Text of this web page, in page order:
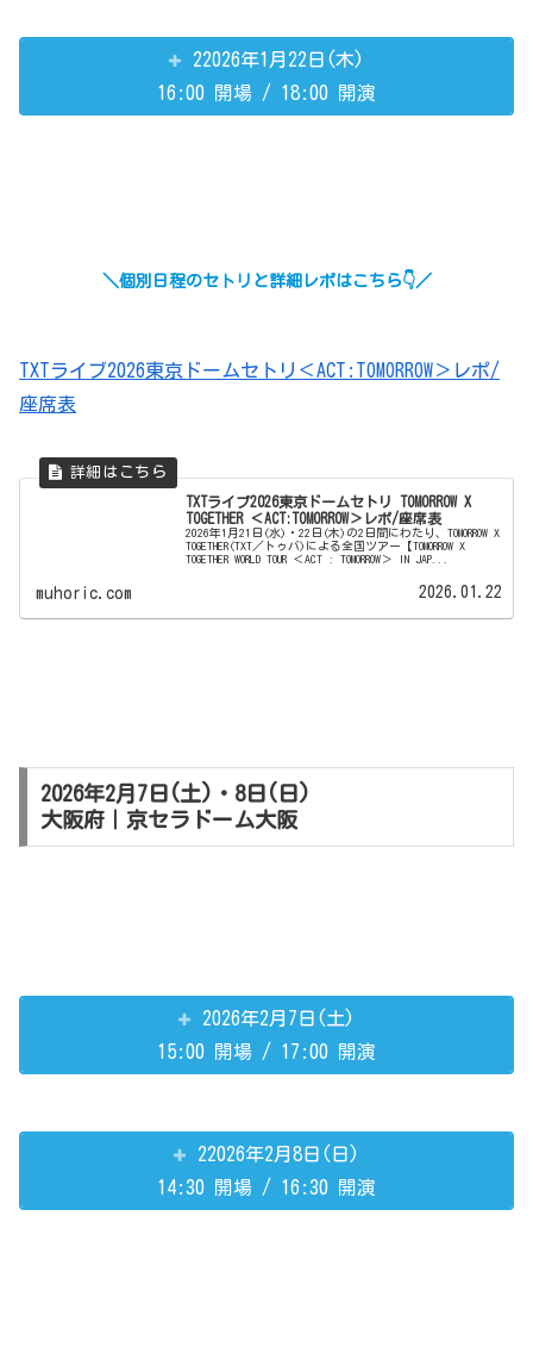
22026年1月22日(木)
16:00 開場 / 18:00 開演
＼個別日程のセトリと詳細レポはこちら👇／
TXTライブ2026東京ドームセトリ＜ACT:TOMORROW＞レポ/
座席表
TXTライブ2026東京ドームセトリ TOMORROW X
TOGETHER ＜ACT:TOMORROW＞レポ/座席表
2026年1月21日(水)・22日(木)の2日間にわたり、TOMORROW X
TOGETHER(TXT／トゥバ)による全国ツアー【TOMORROW X
TOGETHER WORLD TOUR ＜ACT : TOMORROW＞ IN JAP...
muhoric.com 2026.01.22
2026年2月7日(土)・8日(日)
大阪府｜京セラドーム大阪
2026年2月7日(土)
15:00 開場 / 17:00 開演
22026年2月8日(日)
14:30 開場 / 16:30 開演